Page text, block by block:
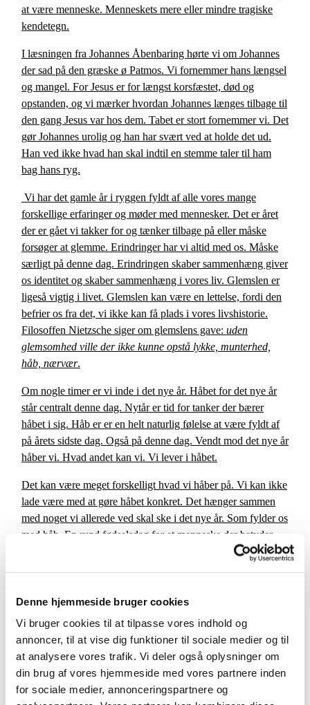
Denne hjemmeside bruger cookies
Vi bruger cookies til at tilpasse vores indhold og
annoncer, til at vise dig funktioner til sociale medier og til
at analysere vores trafik. Vi deler også oplysninger om
din brug af vores hjemmeside med vores partnere inden
for sociale medier, annonceringspartnere og
at være menneske. Menneskets mere eller mindre tragiske
kendetegn.
I læsningen fra Johannes Åbenbaring hørte vi om Johannes
der sad på den græske ø Patmos. Vi fornemmer hans længsel
og mangel. For Jesus er for længst korsfæstet, død og
opstanden, og vi mærker hvordan Johannes længes tilbage til
den gang Jesus var hos dem. Tabet er stort fornemmer vi. Det
gør Johannes urolig og han har svært ved at holde det ud.
Han ved ikke hvad han skal indtil en stemme taler til ham
bag hans ryg.
Vi har det gamle år i ryggen fyldt af alle vores mange
forskellige erfaringer og møder med mennesker. Det er året
der er gået vi takker for og tænker tilbage på eller måske
forsøger at glemme. Erindringer har vi altid med os. Måske
særligt på denne dag. Erindringen skaber sammenhæng giver
os identitet og skaber sammenhæng i vores liv. Glemslen er
ligeså vigtig i livet. Glemslen kan være en lettelse, fordi den
befrier os fra det, vi ikke kan få plads i vores livshistorie.
Filosoffen Nietzsche siger om glemslens gave: uden
glemsomhed ville der ikke kunne opstå lykke, munterhed,
håb, nærvær.
Om nogle timer er vi inde i det nye år. Håbet for det nye år
står centralt denne dag. Nytår er tid for tanker der bærer
håbet i sig. Håb er er en helt naturlig følelse at være fyldt af
på årets sidste dag. Også på denne dag. Vendt mod det nye år
håber vi. Hvad andet kan vi. Vi lever i håbet.
Det kan være meget forskelligt hvad vi håber på. Vi kan ikke
lade være med at gøre håbet konkret. Det hænger sammen
med noget vi allerede ved skal ske i det nye år. Som fylder os
med håb. En rund fødselsdag for et menneske der betyder
meget for os, et barn der bliver færdig med et studie, en ferie
Kendte og dybe ord om hvad det er for et håb troen på Gud
og Jesus møder os med: håbet om at blive frie i herligheden,
siger Paulus. Vi er frelst til det håb, hvilket vil sige at vi er sat
fri til at leve i det håb.